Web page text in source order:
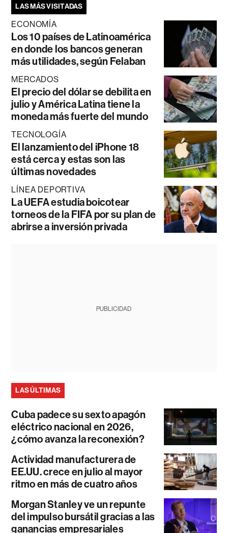
LAS MÁS VISITADAS
ECONOMÍA
Los 10 países de Latinoamérica
en donde los bancos generan
más utilidades, según Felaban
MERCADOS
El precio del dólar se debilita en
julio y América Latina tiene la
moneda más fuerte del mundo
TECNOLOGÍA
El lanzamiento del iPhone 18
está cerca y estas son las
últimas novedades
LÍNEA DEPORTIVA
La UEFA estudia boicotear
torneos de la FIFA por su plan de
abrirse a inversión privada
PUBLICIDAD
LAS ÚLTIMAS
Cuba padece su sexto apagón
eléctrico nacional en 2026,
¿cómo avanza la reconexión?
Actividad manufacturera de
EE.UU. crece en julio al mayor
ritmo en más de cuatro años
Morgan Stanley ve un repunte
del impulso bursátil gracias a las
ganancias empresariales